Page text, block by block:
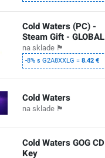
Cold Waters (PC) -
Steam Gift - GLOBAL
na sklade 🏴
-8% s G2A8XXLG =8.42 €
Cold Waters
na sklade 🏴
Cold Waters GOG CD
Key